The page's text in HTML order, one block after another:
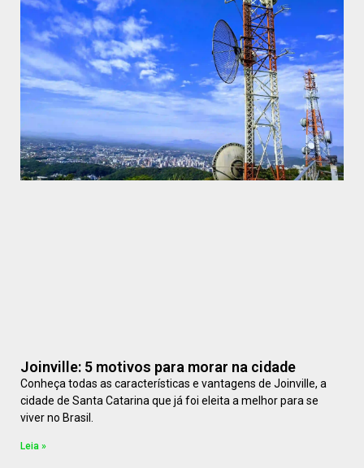
Joinville: 5 motivos para morar na cidade
Conheça todas as características e vantagens de Joinville, a
cidade de Santa Catarina que já foi eleita a melhor para se
viver no Brasil.
Leia »